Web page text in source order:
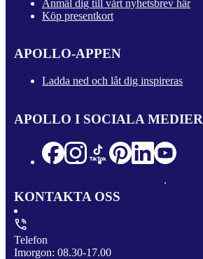
Anmäl dig till vårt nyhetsbrev här
Köp presentkort
APOLLO-APPEN
Ladda ned och låt dig inspireras
APOLLO I SOCIALA MEDIER
KONTAKTA OSS
Telefon
Imorgon: 08.30-17.00